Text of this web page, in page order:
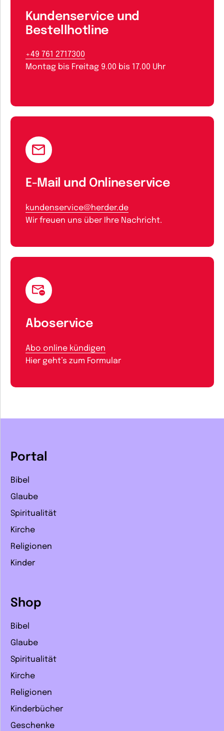
Kundenservice und
Bestellhotline
+49 761 2717300
Montag bis Freitag 9.00 bis 17.00 Uhr
E-Mail und Onlineservice
kundenservice@herder.de
Wir freuen uns über Ihre Nachricht.
Aboservice
Abo online kündigen
Hier geht’s zum Formular
Portal
Bibel
Glaube
Spiritualität
Kirche
Religionen
Kinder
Shop
Bibel
Glaube
Spiritualität
Kirche
Religionen
Kinderbücher
Geschenke